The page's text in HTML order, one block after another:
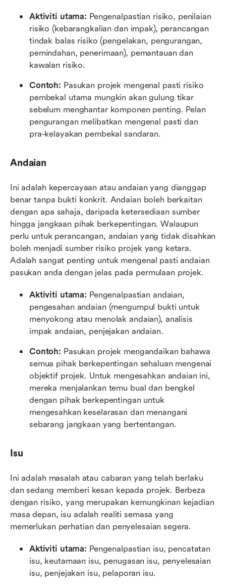
Aktiviti utama: Pengenalpastian risiko, penilaian
risiko (kebarangkalian dan impak), perancangan
tindak balas risiko (pengelakan, pengurangan,
pemindahan, penerimaan), pemantauan dan
kawalan risiko.
Contoh: Pasukan projek mengenal pasti risiko
pembekal utama mungkin akan gulung tikar
sebelum menghantar komponen penting. Pelan
pengurangan melibatkan mengenal pasti dan
pra-kelayakan pembekal sandaran.
Andaian
Ini adalah kepercayaan atau andaian yang dianggap
benar tanpa bukti konkrit. Andaian boleh berkaitan
dengan apa sahaja, daripada ketersediaan sumber
hingga jangkaan pihak berkepentingan. Walaupun
perlu untuk perancangan, andaian yang tidak disahkan
boleh menjadi sumber risiko projek yang ketara.
Adalah sangat penting untuk mengenal pasti andaian
pasukan anda dengan jelas pada permulaan projek.
Aktiviti utama: Pengenalpastian andaian,
pengesahan andaian (mengumpul bukti untuk
menyokong atau menolak andaian), analisis
impak andaian, penjejakan andaian.
Contoh: Pasukan projek mengandaikan bahawa
semua pihak berkepentingan sehaluan mengenai
objektif projek. Untuk mengesahkan andaian ini,
mereka menjalankan temu bual dan bengkel
dengan pihak berkepentingan untuk
mengesahkan keselarasan dan menangani
sebarang jangkaan yang bertentangan.
Isu
Ini adalah masalah atau cabaran yang telah berlaku
dan sedang memberi kesan kepada projek. Berbeza
dengan risiko, yang merupakan kemungkinan kejadian
masa depan, isu adalah realiti semasa yang
memerlukan perhatian dan penyelesaian segera.
Aktiviti utama: Pengenalpastian isu, pencatatan
isu, keutamaan isu, penugasan isu, penyelesaian
isu, penjejakan isu, pelaporan isu.